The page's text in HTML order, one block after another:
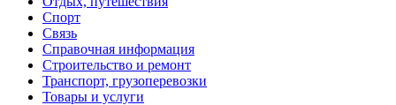
Спорт
Связь
Справочная информация
Строительство и ремонт
Транспорт, грузоперевозки
Товары и услуги